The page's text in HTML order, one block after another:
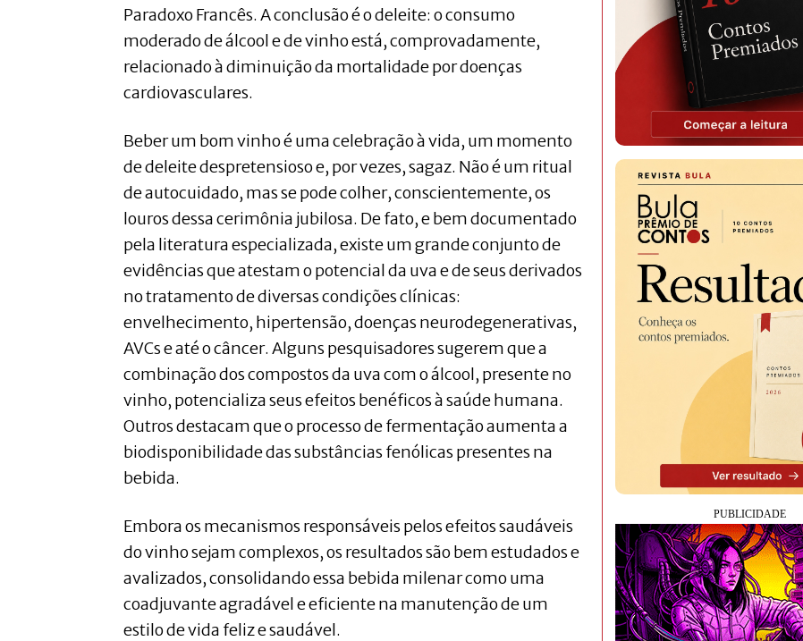
Paradoxo Francês. A conclusão é o deleite: o consumo
moderado de álcool e de vinho está, comprovadamente,
relacionado à diminuição da mortalidade por doenças
cardiovasculares.
Beber um bom vinho é uma celebração à vida, um momento
de deleite despretensioso e, por vezes, sagaz. Não é um ritual
de autocuidado, mas se pode colher, conscientemente, os
louros dessa cerimônia jubilosa. De fato, e bem documentado
pela literatura especializada, existe um grande conjunto de
evidências que atestam o potencial da uva e de seus derivados
no tratamento de diversas condições clínicas:
envelhecimento, hipertensão, doenças neurodegenerativas,
AVCs e até o câncer. Alguns pesquisadores sugerem que a
combinação dos compostos da uva com o álcool, presente no
vinho, potencializa seus efeitos benéficos à saúde humana.
Outros destacam que o processo de fermentação aumenta a
biodisponibilidade das substâncias fenólicas presentes na
bebida.
Embora os mecanismos responsáveis pelos efeitos saudáveis
do vinho sejam complexos, os resultados são bem estudados e
avalizados, consolidando essa bebida milenar como uma
coadjuvante agradável e eficiente na manutenção de um
estilo de vida feliz e saudável.